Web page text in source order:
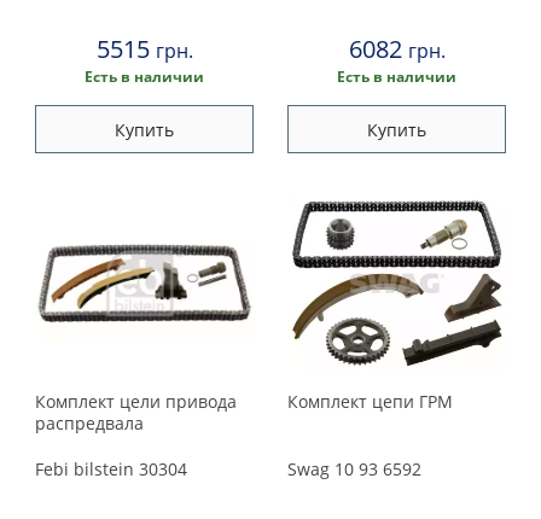
5515 грн.
Есть в наличии
Купить
6082 грн.
Есть в наличии
Купить
Комплект цели привода
распредвала
Febi bilstein 30304
Комплект цепи ГРМ
Swag 10 93 6592